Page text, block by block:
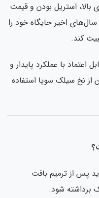
استریل بودن و قیمت
اخیر جایگاه خود را
کند.
با عملکرد پایدار و
نخ سیلک سوپا استفاده
از ترمیم بافت
شود.